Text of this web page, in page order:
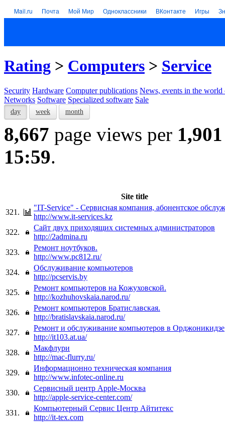
Mail.ru Почта Мой Мир Одноклассники ВКонтакте Игры
Rating > Computers > Service
Security Hardware Computer publications News, events in the world
Networks Software Specialized software Sale
day week month
8,667 page views per 1,901
15:59.
Site title
321.
"IT-Service" - Сервисная компания, абонентское
http://www.it-services.kz
322.
Сайт двух приходящих системных администраторов
http://2admina.ru
323.
Ремонт ноутбуков.
http://www.pc812.ru/
324.
Обслуживание компьютеров
http://pcservis.by
325.
Ремонт компьютеров на Кожуховской.
http://kozhuhovskaia.narod.ru/
326.
Ремонт компьютеров Братиславская.
http://bratislavskaia.narod.ru/
327.
Ремонт и обслуживание компьютеров в Орджоникидзе
http://it103.at.ua/
328.
Макфлури
http://mac-flurry.ru/
329.
Информационно техническая компания
http://www.infotec-online.ru
330.
Сервисный центр Apple-Москва
http://apple-service-center.com/
331.
Компьютерный Сервис Центр Айтитекс
http://it-tex.com